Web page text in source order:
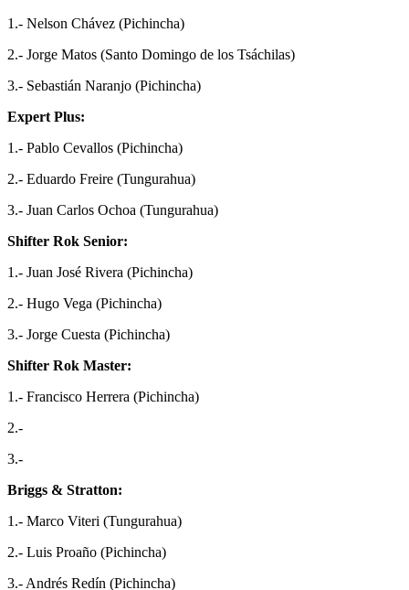
1.- Nelson Chávez (Pichincha)
2.- Jorge Matos (Santo Domingo de los Tsáchilas)
3.- Sebastián Naranjo (Pichincha)
Expert Plus:
1.- Pablo Cevallos (Pichincha)
2.- Eduardo Freire (Tungurahua)
3.- Juan Carlos Ochoa (Tungurahua)
Shifter Rok Senior:
1.- Juan José Rivera (Pichincha)
2.- Hugo Vega (Pichincha)
3.- Jorge Cuesta (Pichincha)
Shifter Rok Master:
1.- Francisco Herrera (Pichincha)
2.-
3.-
Briggs & Stratton:
1.- Marco Viteri (Tungurahua)
2.- Luis Proaño (Pichincha)
3.- Andrés Redín (Pichincha)